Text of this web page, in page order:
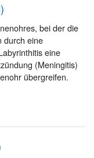
bei der die
durch eine
eine
(Meningitis)
übergreifen.